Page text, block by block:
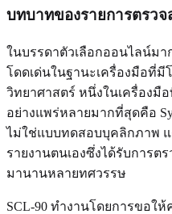
บทบาทของรายการตรวจ
ในบรรดาตัวเลือกออนไลน์มา
โดดเด่นในฐานะเครื่องมือที่มี
วิทยาศาสตร์ หนึ่งในเครื่องมื
อย่างแพร่หลายมากที่สุดคือ
ไม่ใช่แบบทดสอบบุคลิกภาพ
รายงานตนเองซึ่งได้รับการต
มานานหลายทศวรรษ
SCL-90 ทำงานโดยการขอ